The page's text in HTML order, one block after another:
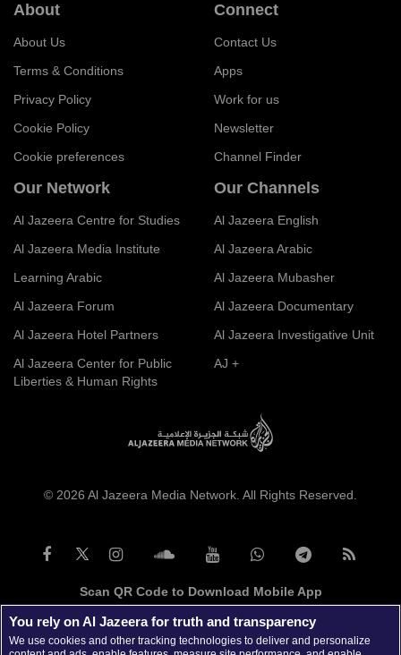
About
About Us
Terms & Conditions
Privacy Policy
Cookie Policy
Cookie preferences
Connect
Contact Us
Apps
Work for us
Newsletter
Channel Finder
Our Network
Al Jazeera Centre for Studies
Al Jazeera Media Institute
Learning Arabic
Al Jazeera Forum
Al Jazeera Hotel Partners
Al Jazeera Center for Public
Liberties & Human Rights
Our Channels
Al Jazeera English
Al Jazeera Arabic
Al Jazeera Mubasher
Al Jazeera Documentary
Al Jazeera Investigative Unit
AJ +
© 2026 Al Jazeera Media Network. All Rights Reserved.
Scan QR Code to Download Mobile App
You rely on Al Jazeera for truth and transparency
We use cookies and other tracking technologies to deliver and personalize